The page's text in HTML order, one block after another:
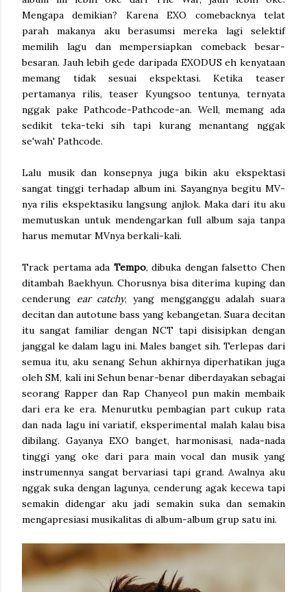
Mengapa demikian? Karena EXO comebacknya telat
parah makanya aku berasumsi mereka lagi selektif
memilih lagu dan mempersiapkan comeback besar-
besaran. Jauh lebih gede daripada EXODUS eh kenyataan
memang tidak sesuai ekspektasi. Ketika teaser
pertamanya rilis, teaser Kyungsoo tentunya, ternyata
nggak pake Pathcode-Pathcode-an. Well, memang ada
sedikit teka-teki sih tapi kurang menantang nggak
se'wah' Pathcode.
Lalu musik dan konsepnya juga bikin aku ekspektasi
sangat tinggi terhadap album ini. Sayangnya begitu MV-
nya rilis ekspektasiku langsung anjlok. Maka dari itu aku
memutuskan untuk mendengarkan full album saja tanpa
harus memutar MVnya berkali-kali.
Track pertama ada Tempo, dibuka dengan falsetto Chen
ditambah Baekhyun. Chorusnya bisa diterima kuping dan
cenderung ear catchy, yang mengganggu adalah suara
decitan dan autotune bass yang kebangetan. Suara decitan
itu sangat familiar dengan NCT tapi disisipkan dengan
janggal ke dalam lagu ini. Males banget sih. Terlepas dari
semua itu, aku senang Sehun akhirnya diperhatikan juga
oleh SM, kali ini Sehun benar-benar diberdayakan sebagai
seorang Rapper dan Rap Chanyeol pun makin membaik
dari era ke era. Menurutku pembagian part cukup rata
dan nada lagu ini variatif, eksperimental malah kalau bisa
dibilang. Gayanya EXO banget, harmonisasi, nada-nada
tinggi yang oke dari para main vocal dan musik yang
instrumennya sangat bervariasi tapi grand. Awalnya aku
nggak suka dengan lagunya, cenderung agak kecewa tapi
semakin didengar aku jadi semakin suka dan semakin
mengapresiasi musikalitas di album-album grup satu ini.